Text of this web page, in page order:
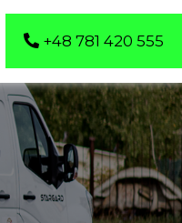
+48 781 420 555